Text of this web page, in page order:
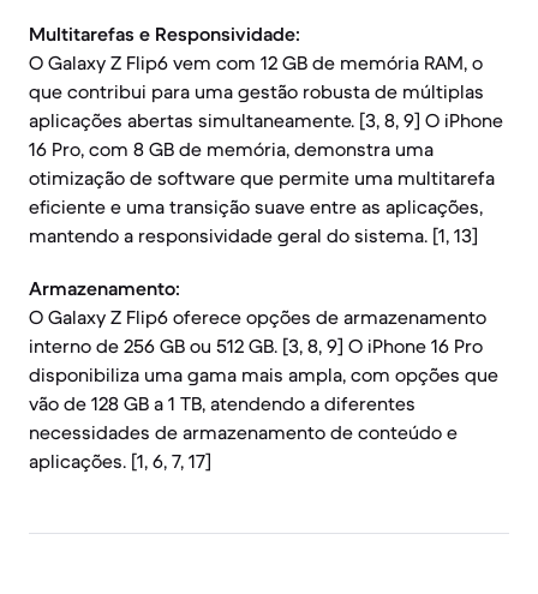
Multitarefas e Responsividade:
O Galaxy Z Flip6 vem com 12 GB de memória RAM, o
que contribui para uma gestão robusta de múltiplas
aplicações abertas simultaneamente. [3, 8, 9] O iPhone
16 Pro, com 8 GB de memória, demonstra uma
otimização de software que permite uma multitarefa
eficiente e uma transição suave entre as aplicações,
mantendo a responsividade geral do sistema. [1, 13]
Armazenamento:
O Galaxy Z Flip6 oferece opções de armazenamento
interno de 256 GB ou 512 GB. [3, 8, 9] O iPhone 16 Pro
disponibiliza uma gama mais ampla, com opções que
vão de 128 GB a 1 TB, atendendo a diferentes
necessidades de armazenamento de conteúdo e
aplicações. [1, 6, 7, 17]